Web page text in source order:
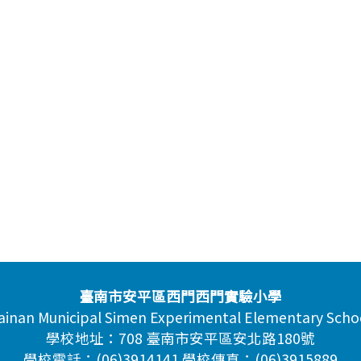
臺南市安平區西門西門實驗小學
Municipal Simen Experimental Elementary
學校地址：708 臺南市安平區安北路180號